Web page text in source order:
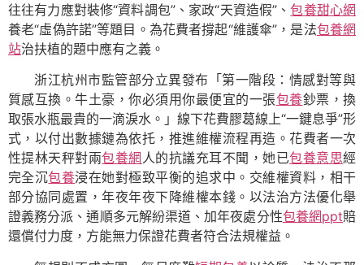
往往有力應對裝修“資料調包”、家政“天資造假”、包養甜心網
養老“虛偽許諾”等題目。為花費者撐起“維護傘”，是法包養網
站治扶植的題中應有之義。
浙江杭州市監管部分立異發布「第一階段：情感對等與
質感互換。牛土豪，你必須用你最便宜的一張包養鈔票，換
取張水瓶最貴的一滴淚水。」線下花費膠葛線上“一鍵息爭”形
式，以付出數據鏈為依托，推進維權流程再造。花費者一次
性提林天秤對兩包養網 人的抗議充耳不聞，她已包養意思經
完全沉包養浸在她對極致平衡的追求中。交維權資料，相干
部分協同處置，年夜年夜下降維權本錢。以法治方法優化舉
證義務分派、通順多元解紛渠道、加年夜處分性包養網ppt賠
還償付力度，方能無力保證花費者符合法規權益。